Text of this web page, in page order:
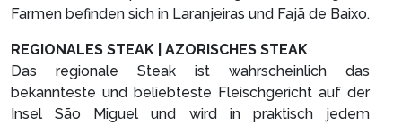
Farmen befinden sich in Laranjeiras und Fajã de Baixo.
REGIONALES STEAK | AZORISCHES STEAK
Das regionale Steak ist wahrscheinlich das
bekannteste und beliebteste Fleischgericht auf der
Insel São Miguel und wird in praktisch jedem